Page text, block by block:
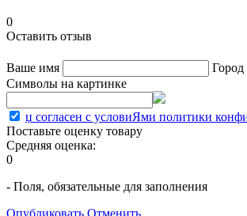
0
Оставить отзыв
Ваше имя Город
Символы на картинке
џ согласен с условиЯми политики
Поставьте оценку товару
Средняя оценка:
0
- Поля, обязательные для заполнения
Опубликовать Отменить